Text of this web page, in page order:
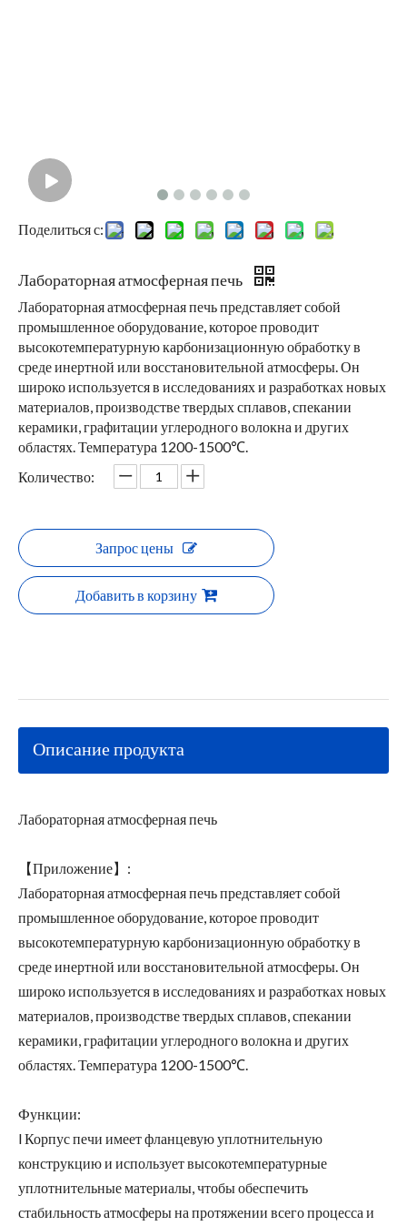
Поделиться с:
Лабораторная атмосферная печь
Лабораторная атмосферная печь представляет собой
промышленное оборудование, которое проводит
высокотемпературную карбонизационную обработку в
среде инертной или восстановительной атмосферы. Он
широко используется в исследованиях и разработках новых
материалов, производстве твердых сплавов, спекании
керамики, графитации углеродного волокна и других
областях. Температура 1200-1500℃.
Количество:
Запрос цены
Добавить в корзину
Описание продукта
Лабораторная атмосферная печь
【Приложение】:
Лабораторная атмосферная печь представляет собой
промышленное оборудование, которое проводит
высокотемпературную карбонизационную обработку в
среде инертной или восстановительной атмосферы. Он
широко используется в исследованиях и разработках новых
материалов, производстве твердых сплавов, спекании
керамики, графитации углеродного волокна и других
областях. Температура 1200-1500℃.
Функции:
l Корпус печи имеет фланцевую уплотнительную
конструкцию и использует высокотемпературные
уплотнительные материалы, чтобы обеспечить
стабильность атмосферы на протяжении всего процесса и